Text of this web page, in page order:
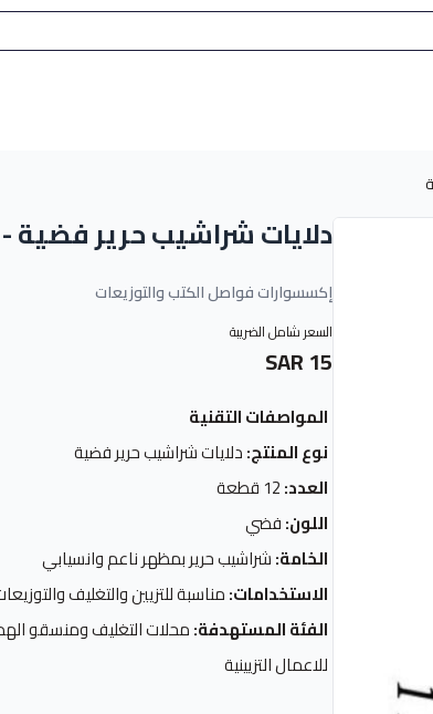
دلايات شراشيب حرير فضية - 12 قطعة
إكسسوارات فواصل الكتب والتوزيعات
السعر شامل الضريبة
15 SAR
المواصفات التقنية
نوع المنتج:دلايات شراشيب حرير فضية
العدد:12 قطعة
اللون:فضي
الخامة:شراشيب حرير بمظهر ناعم وانسيابي
الاستخدامات:مناسبة للتزيين والتغليف
الفئة المستهدفة:محلات التغليف ومنسقو
للاعمال التزيينية